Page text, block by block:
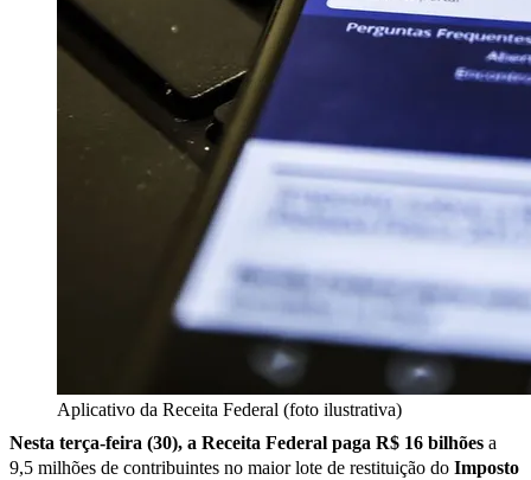
Aplicativo da Receita Federal (foto ilustrativa)
Nesta terça-feira (30), a Receita Federal paga R$ 16 bilhões a
9,5 milhões de contribuintes no maior lote de restituição do Imposto